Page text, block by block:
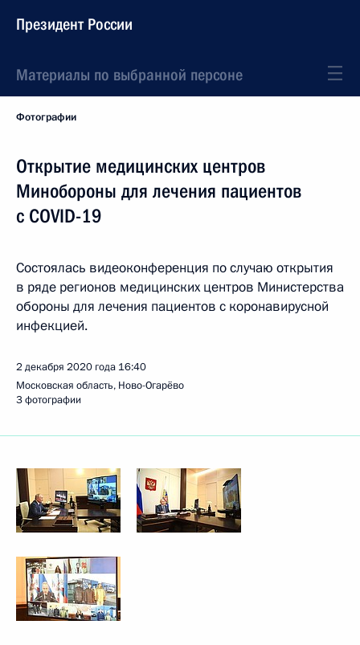
Президент России
Материалы по выбранной персоне
Фотографии
Открытие медицинских центров
Минобороны для лечения пациентов
с COVID-19
Состоялась видеоконференция по случаю открытия
в ряде регионов медицинских центров Министерства
обороны для лечения пациентов с коронавирусной
инфекцией.
2 декабря 2020 года 16:40
Московская область, Ново-Огарёво
3 фотографии